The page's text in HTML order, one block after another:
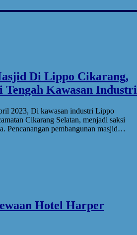
Di Lippo Cikarang,
Tengah Kawasan Industri
2023, Di kawasan industri Lippo
Cikarang Selatan, menjadi saksi
Pencanangan pembangunan masjid…
Hotel Harper